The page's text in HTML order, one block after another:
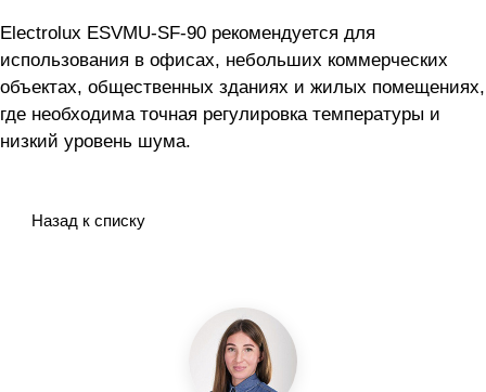
Electrolux ESVMU-SF-90 рекомендуется для
использования в офисах, небольших коммерческих
объектах, общественных зданиях и жилых помещениях,
где необходима точная регулировка температуры и
низкий уровень шума.
Назад к списку